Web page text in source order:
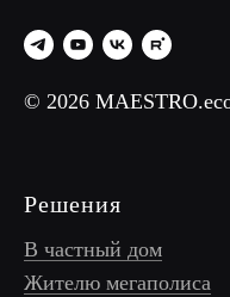
© 2026
Решения
В частный дом
Жителю мегаполиса